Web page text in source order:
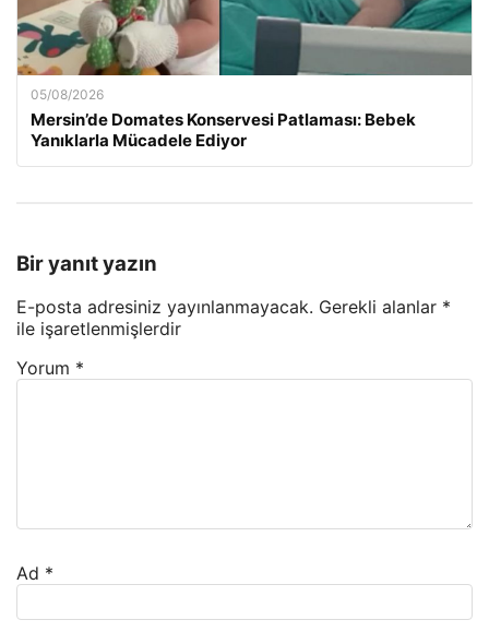
05/08/2026
Mersin’de Domates Konservesi Patlaması: Bebek
Yanıklarla Mücadele Ediyor
Bir yanıt yazın
E-posta adresiniz yayınlanmayacak. Gerekli alanlar *
ile işaretlenmişlerdir
Yorum *
Ad *